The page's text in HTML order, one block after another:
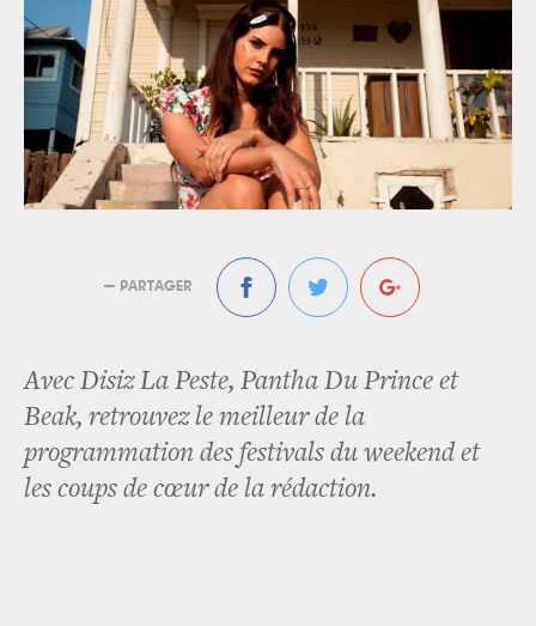
— PARTAGER
Avec Disiz La Peste, Pantha Du Prince et
Beak, retrouvez le meilleur de la
programmation des festivals du weekend et
les coups de cœur de la rédaction.